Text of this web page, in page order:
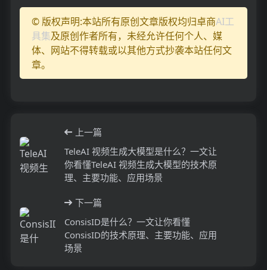
© 版权声明:本站所有原创文章版权均归卓商AI工
具集及原创作者所有，未经允许任何个人、媒
体、网站不得转载或以其他方式抄袭本站任何文
章。
上一篇
TeleAI 视频生成大模型是什么？一文让
你看懂TeleAI 视频生成大模型的技术原
理、主要功能、应用场景
下一篇
ConsisID是什么？一文让你看懂
ConsisID的技术原理、主要功能、应用
场景